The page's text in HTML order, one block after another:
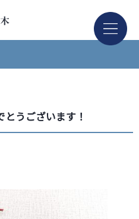
とうございます！